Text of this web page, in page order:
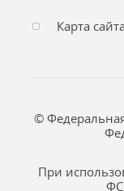
Карта сайта
©
При